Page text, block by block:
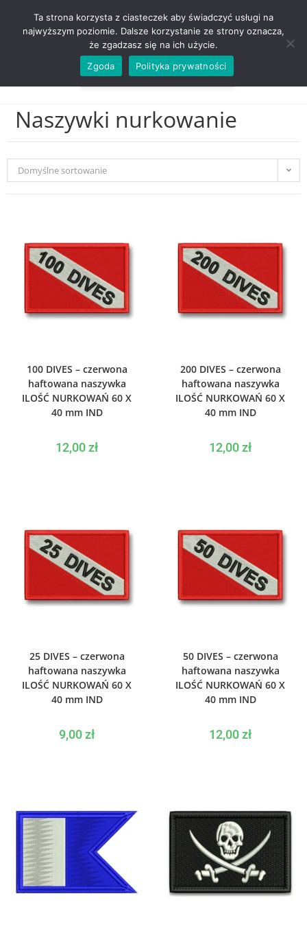
ZADZWOŃ TEL. 600 352 938
Naszywki nurkowanie
Domyślne sortowanie
100 DIVES – czerwona
haftowana naszywka
ILOŚĆ NURKOWAŃ 60 X
40 mm IND
12,00zł
200 DIVES – czerwona
haftowana naszywka
ILOŚĆ NURKOWAŃ 60 X
40 mm IND
12,00zł
25 DIVES – czerwona
haftowana naszywka
ILOŚĆ NURKOWAŃ 60 X
40 mm IND
9,00zł
50 DIVES – czerwona
haftowana naszywka
ILOŚĆ NURKOWAŃ 60 X
40 mm IND
12,00zł
Ta strona korzysta z ciasteczek aby świadczyć usługi na
najwyższym poziomie. Dalsze korzystanie ze strony oznacza,
że zgadzasz się na ich użycie.
Zgoda
Polityka prywatności